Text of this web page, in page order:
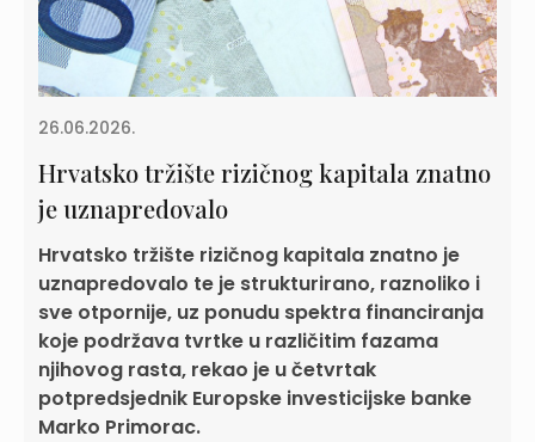
26.06.2026.
Hrvatsko tržište rizičnog kapitala znatno
je uznapredovalo
Hrvatsko tržište rizičnog kapitala znatno je
uznapredovalo te je strukturirano, raznoliko i
sve otpornije, uz ponudu spektra financiranja
koje podržava tvrtke u različitim fazama
njihovog rasta, rekao je u četvrtak
potpredsjednik Europske investicijske banke
Marko Primorac.